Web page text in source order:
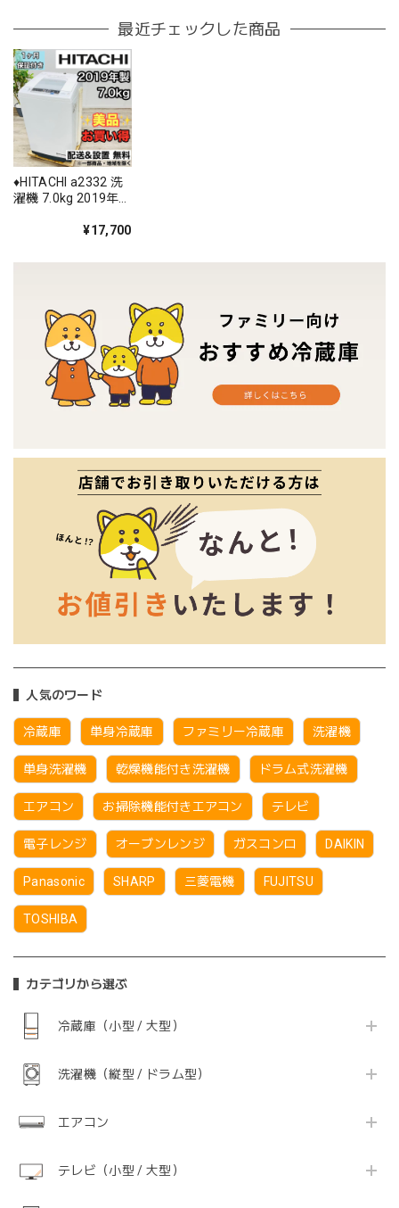
人気のワード
冷蔵庫 単身冷蔵庫 ファミリー冷蔵庫 洗濯機
単身洗濯機 乾燥機能付き洗濯機 ドラム式洗濯機
エアコン お掃除機能付きエアコン テレビ
電子レンジ オーブンレンジ ガスコンロ DAIKIN
Panasonic SHARP 三菱電機 FUJITSU
TOSHIBA
カテゴリから選ぶ
冷蔵庫（小型 / 大型）
洗濯機（縦型 / ドラム型）
エアコン
テレビ（小型 / 大型）
最近チェックした商品
♦️HITACHI a2332 洗
濯機 7.0kg 2019年
¥17,700